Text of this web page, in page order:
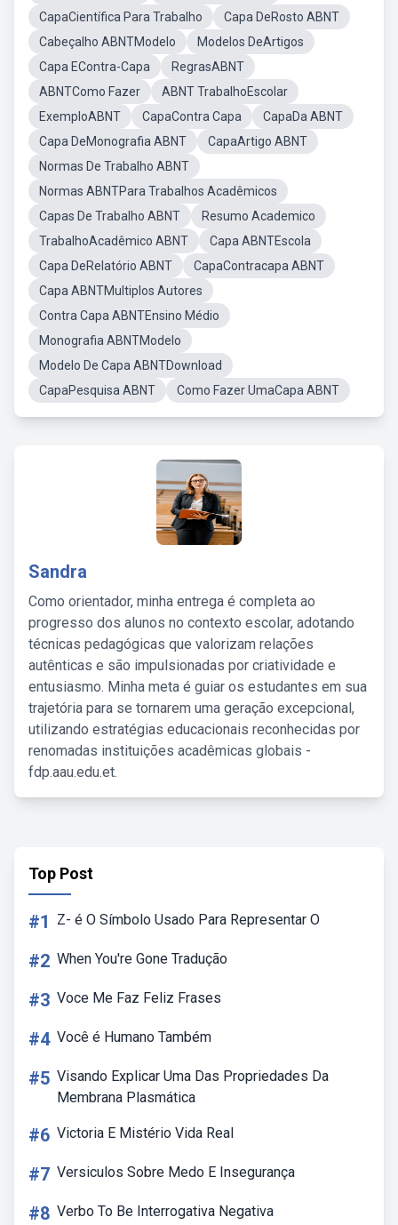
CapaCientífica Para Trabalho
Capa DeRosto ABNT
Cabeçalho ABNTModelo
Modelos DeArtigos
Capa EContra-Capa
RegrasABNT
ABNTComo Fazer
ABNT TrabalhoEscolar
ExemploABNT
CapaContra Capa
CapaDa ABNT
Capa DeMonografia ABNT
CapaArtigo ABNT
Normas De Trabalho ABNT
Normas ABNTPara Trabalhos Acadêmicos
Capas De Trabalho ABNT
Resumo Academico
TrabalhoAcadêmico ABNT
Capa ABNTEscola
Capa DeRelatório ABNT
CapaContracapa ABNT
Capa ABNTMultiplos Autores
Contra Capa ABNTEnsino Médio
Monografia ABNTModelo
Modelo De Capa ABNTDownload
CapaPesquisa ABNT
Como Fazer UmaCapa ABNT
Sandra
Como orientador, minha entrega é completa ao
progresso dos alunos no contexto escolar, adotando
técnicas pedagógicas que valorizam relações
autênticas e são impulsionadas por criatividade e
entusiasmo. Minha meta é guiar os estudantes em sua
trajetória para se tornarem uma geração excepcional,
utilizando estratégias educacionais reconhecidas por
renomadas instituições acadêmicas globais -
fdp.aau.edu.et.
Top Post
#1 Z- é O Símbolo Usado Para Representar O
#2 When You're Gone Tradução
#3 Voce Me Faz Feliz Frases
#4 Você é Humano Também
#5 Visando Explicar Uma Das Propriedades Da
Membrana Plasmática
#6 Victoria E Mistério Vida Real
#7 Versiculos Sobre Medo E Insegurança
#8 Verbo To Be Interrogativa Negativa